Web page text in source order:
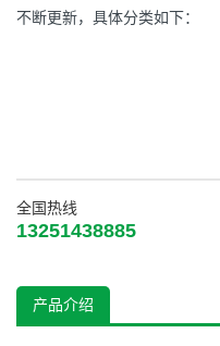
不断更新，具体分类如下：
全国热线
13251438885
产品介绍